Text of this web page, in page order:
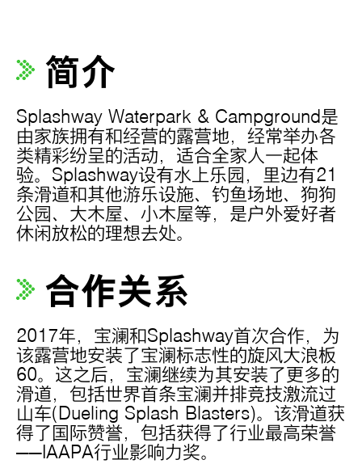
简介
Splashway Waterpark & Campground是
由家族拥有和经营的露营地，经常举办各
类精彩纷呈的活动，适合全家人一起体
验。Splashway设有水上乐园，里边有21
条滑道和其他游乐设施、钓鱼场地、狗狗
公园、大木屋、小木屋等，是户外爱好者
休闲放松的理想去处。
合作关系
2017年，宝澜和Splashway首次合作，为
该露营地安装了宝澜标志性的旋风大浪板
60。这之后，宝澜继续为其安装了更多的
滑道，包括世界首条宝澜并排竞技激流过
山车(Dueling Splash Blasters)。该滑道获
得了国际赞誉，包括获得了行业最高荣誉
——IAAPA行业影响力奖。